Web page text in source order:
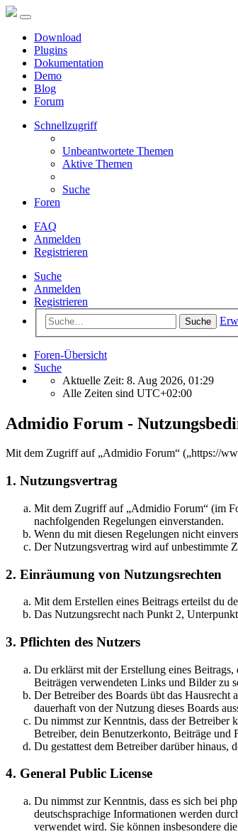
Download
Plugins
Dokumentation
Demo
Blog
Forum
Schnellzugriff
Unbeantwortete Themen
Aktive Themen
Suche
Foren
FAQ
Anmelden
Registrieren
Suche
Anmelden
Registrieren
Suche
Foren-Übersicht
Suche
Aktuelle Zeit: 8. Aug 2026, 01:29
Alle Zeiten sind UTC+02:00
Admidio Forum -
Mit dem Zugriff auf „Admidio Forum“ („https://
1. Nutzungsvertrag
Mit dem Zugriff auf „Admidio Forum“ (im
nachfolgenden Regelungen einverstanden.
Wenn du mit diesen Regelungen nicht
Der Nutzungsvertrag wird auf unbestimmte
2. Einräumung von Nutzungsrechten
Mit dem Erstellen eines Beitrags erteilst du
Das Nutzungsrecht nach Punkt 2,
3. Pflichten des Nutzers
Du erklärst mit der Erstellung eines Beitrags,
Beiträgen verwendeten Links und Bilder zu
Der Betreiber des Boards übt das
dauerhaft von der Nutzung dieses Boards
Du nimmst zur Kenntnis, dass der Betreiber
Betreiber, dein Benutzerkonto, Beiträge und
Du gestattest dem Betreiber darüber hinaus,
4. General Public License
Du nimmst zur Kenntnis, dass es sich bei
deutschsprachige Informationen werden
verwendet wird. Sie können insbesondere